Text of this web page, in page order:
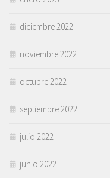
diciembre 2022
noviembre 2022
octubre 2022
septiembre 2022
julio 2022
junio 2022